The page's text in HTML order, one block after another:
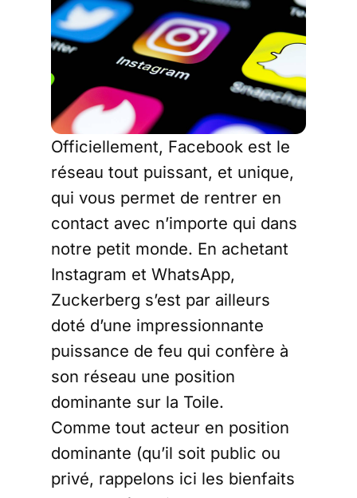
Officiellement, Facebook est le
réseau tout puissant, et unique,
qui vous permet de rentrer en
contact avec n’importe qui dans
notre petit monde. En achetant
Instagram et WhatsApp,
Zuckerberg s’est par ailleurs
doté d’une impressionnante
puissance de feu qui confère à
son réseau une position
dominante sur la Toile.
Comme tout acteur en position
dominante (qu’il soit public ou
privé, rappelons ici les bienfaits